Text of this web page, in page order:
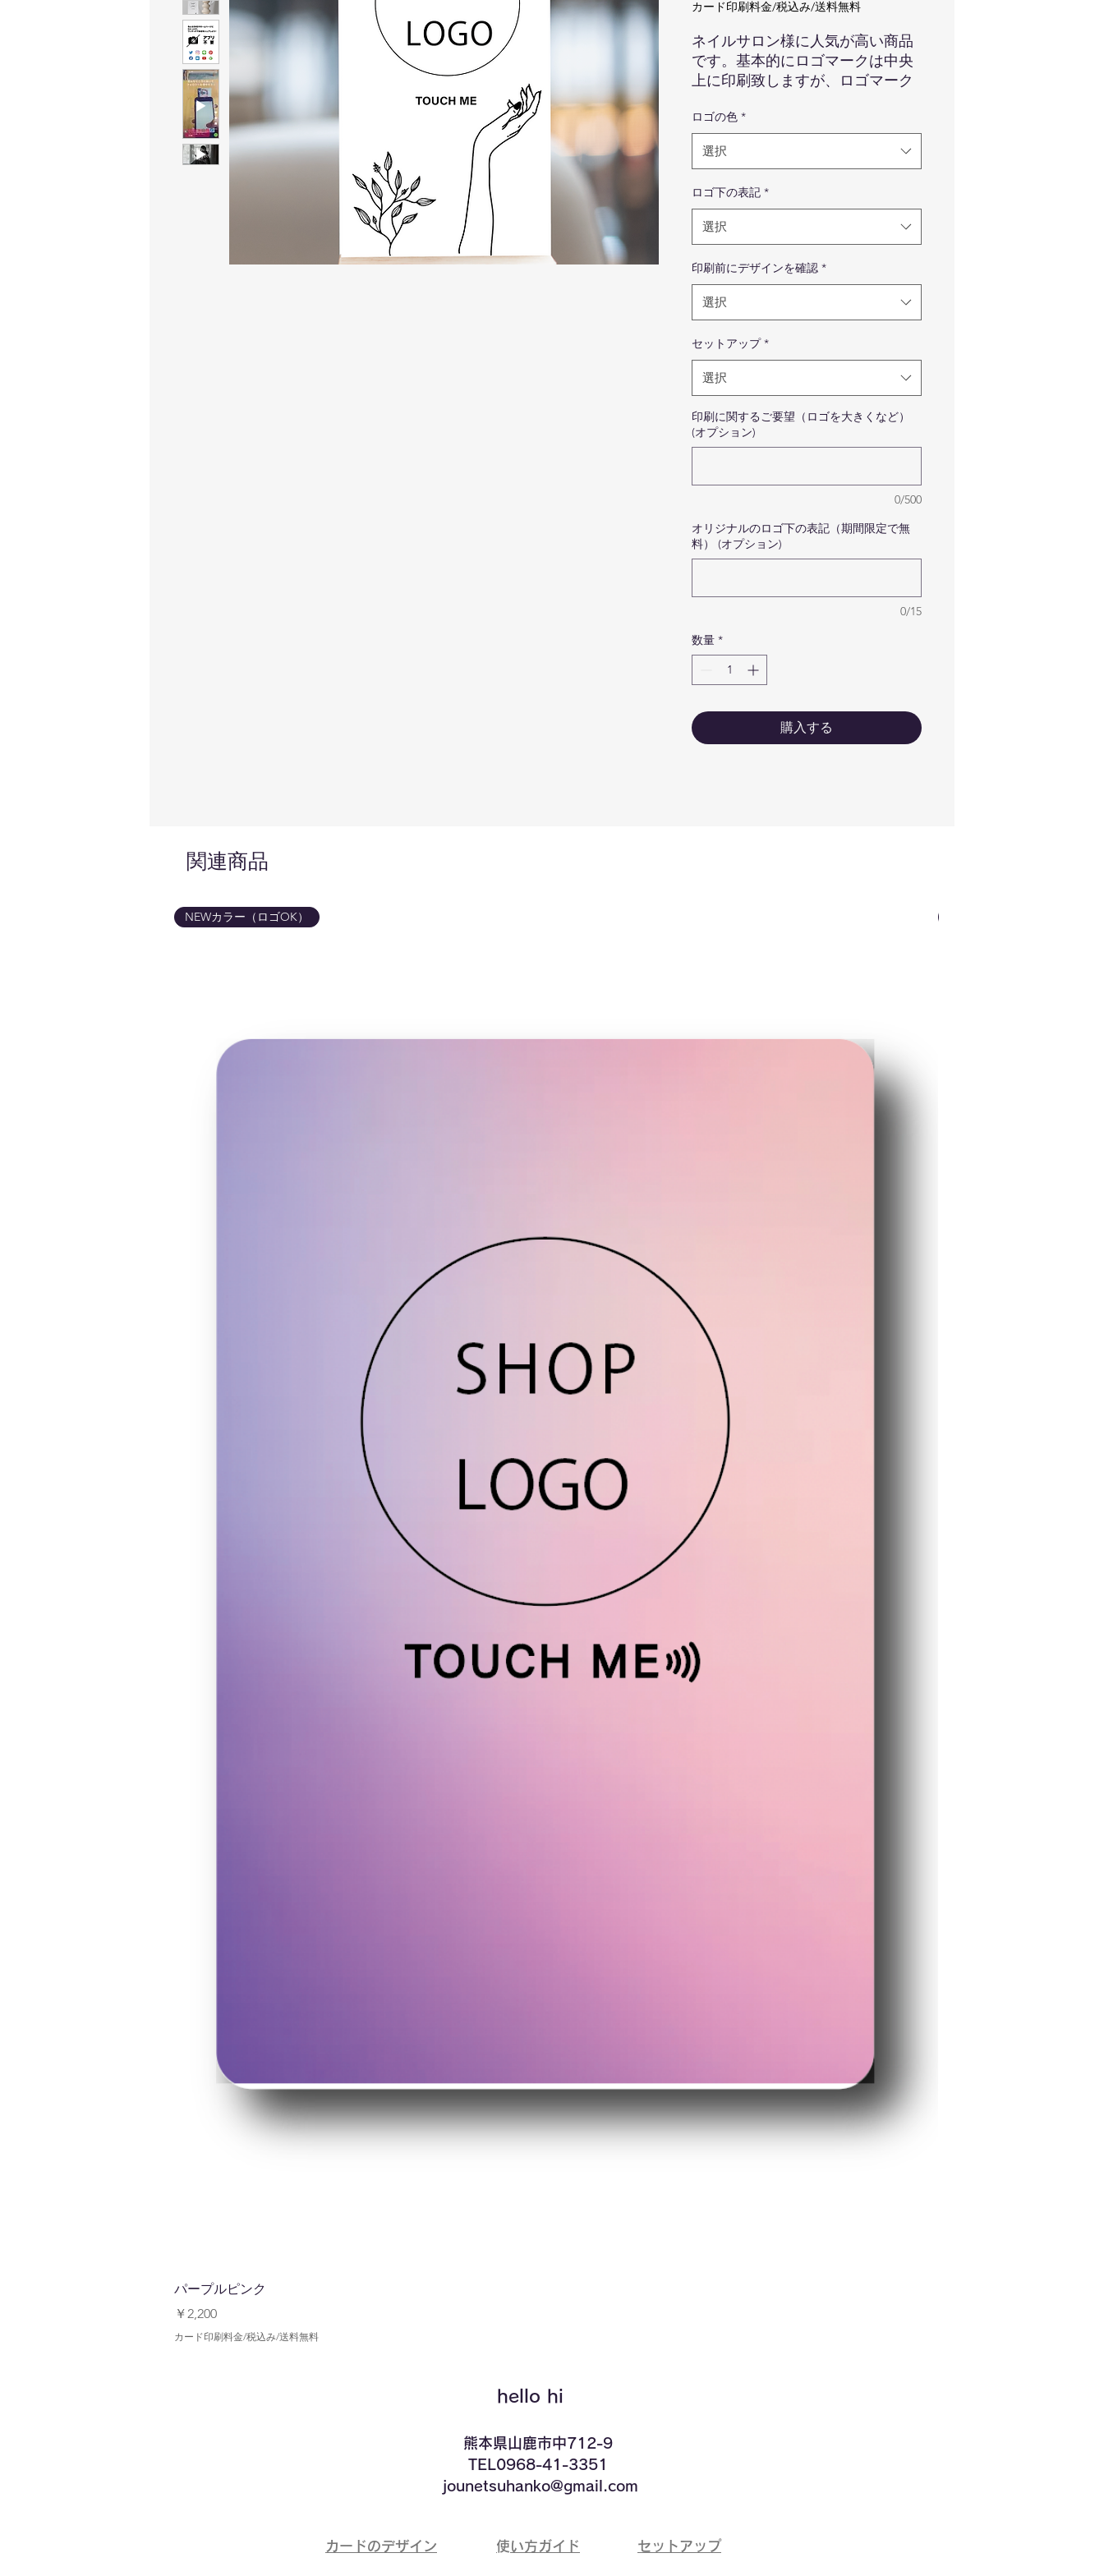
格
カード印刷料金/税込み/送料無料
ネイルサロン様に人気が高い商品
です。基本的にロゴマークは中央
上に印刷致しますが、ロゴマーク
い場所で印刷させて頂きます。
方で1番バランスの良い場所で印刷
させて頂きます。
色、ロゴマークの色味などは実
際の商品と異なる場合が御座い
ますので予めご了承くださいま
せ。
商品はカードのみです。写真に
写っている備品などはついてき
ませんので予めご了承ください
ませ。
写真のフルカラーのレインボー
のマークはサンプルです。フル
カラーのお客様はご指定のロゴ
マークで作成いたしますのでご
安心くださいませ。
メールを受け取れるように設定
していただけると幸いです。宜
ゴールドやシルバーなどのロゴ
マークは印刷できませんのでゴ
ールドは黄色、シルバーはグレ
イとなりますので予めご了承く
ださいませ。
NFC typeB
85.6mm×55mm
ロゴの色 *
選択
ロゴ下の表記 *
選択
印刷前にデザインを確認 *
選択
セットアップ *
選択
印刷に関するご要望（ロゴを大きくなど）
(オプション)
0/500
オリジナルのロゴ下の表記（期間限定で無
料） (オプション)
0/15
数量 *
購入する
関連商品
NEWカラー（ロゴOK）
パープルピンク
価格
￥2,200
カード印刷料金/税込み/送料無料
hello hi
​熊本県山鹿市中712-9
TEL0968-41-3351
​ jounetsuhanko@gmail.com
​カードのデザイン ​使い方ガイド ​セットアップ